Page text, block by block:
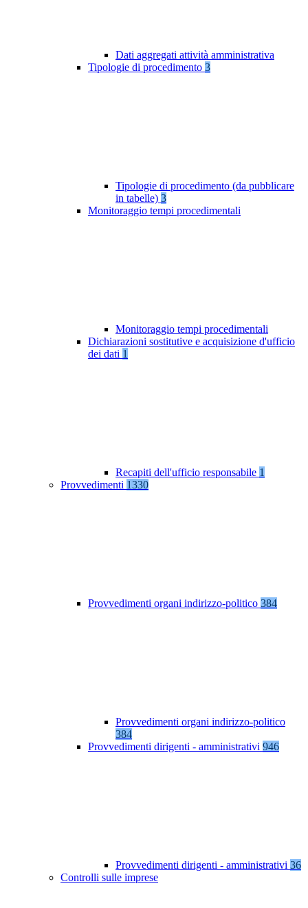
Dati aggregati attività amministrativa
Tipologie di procedimento 3
Tipologie di procedimento (da pubblicare
in tabelle) 3
Monitoraggio tempi procedimentali
Monitoraggio tempi procedimentali
Dichiarazioni sostitutive e acquisizione d'ufficio
dei dati 1
Recapiti dell'ufficio responsabile 1
Provvedimenti 1330
Provvedimenti organi indirizzo-politico 384
Provvedimenti organi indirizzo-politico
384
Provvedimenti dirigenti - amministrativi 946
Provvedimenti dirigenti - amministrativi 36
Controlli sulle imprese